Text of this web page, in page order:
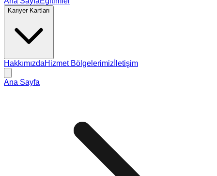
Kariyer Kartları
HakkımızdaHizmet Bölgelerimiz İletişim
Ana Sayfa